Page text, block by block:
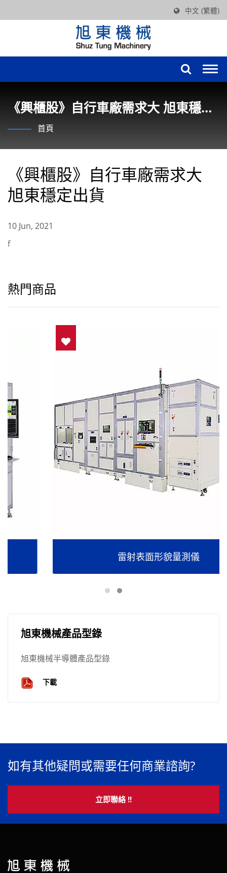
中文 (繁體)
《興櫃股》自行車廠需求大 旭東穩定
出貨 首頁
《興櫃股》自行車廠需求大
旭東穩定出貨
10 Jun, 2021
f
熱門商品
雷射表面形貌量測儀
旭東機械產品型錄
旭東機械半導體產品型錄
下載
如有其他疑問或需要任何商業諮詢?
立即聯絡 !!